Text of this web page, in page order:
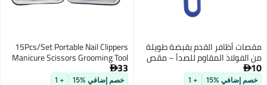
15Pcs/Set Portable Nail Clippers
Manicure Scissors Grooming Tool
Kit Stainless Steel Rustproof
33
خصم إضافي %15 + 1